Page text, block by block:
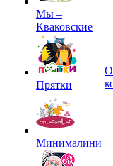
Мы –
Кваковские
Прятки
Минималини
О